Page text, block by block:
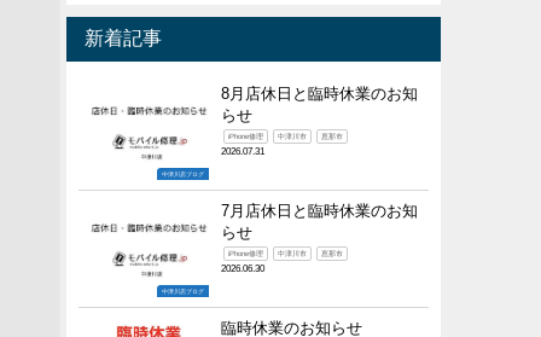
新着記事
中津川店ブログ
8月店休日と臨時休業のお知
らせ
iPhone修理 中津川市 恵那市
2026.07.31
中津川店ブログ
7月店休日と臨時休業のお知
らせ
iPhone修理 中津川市 恵那市
2026.06.30
臨時休業のお知らせ